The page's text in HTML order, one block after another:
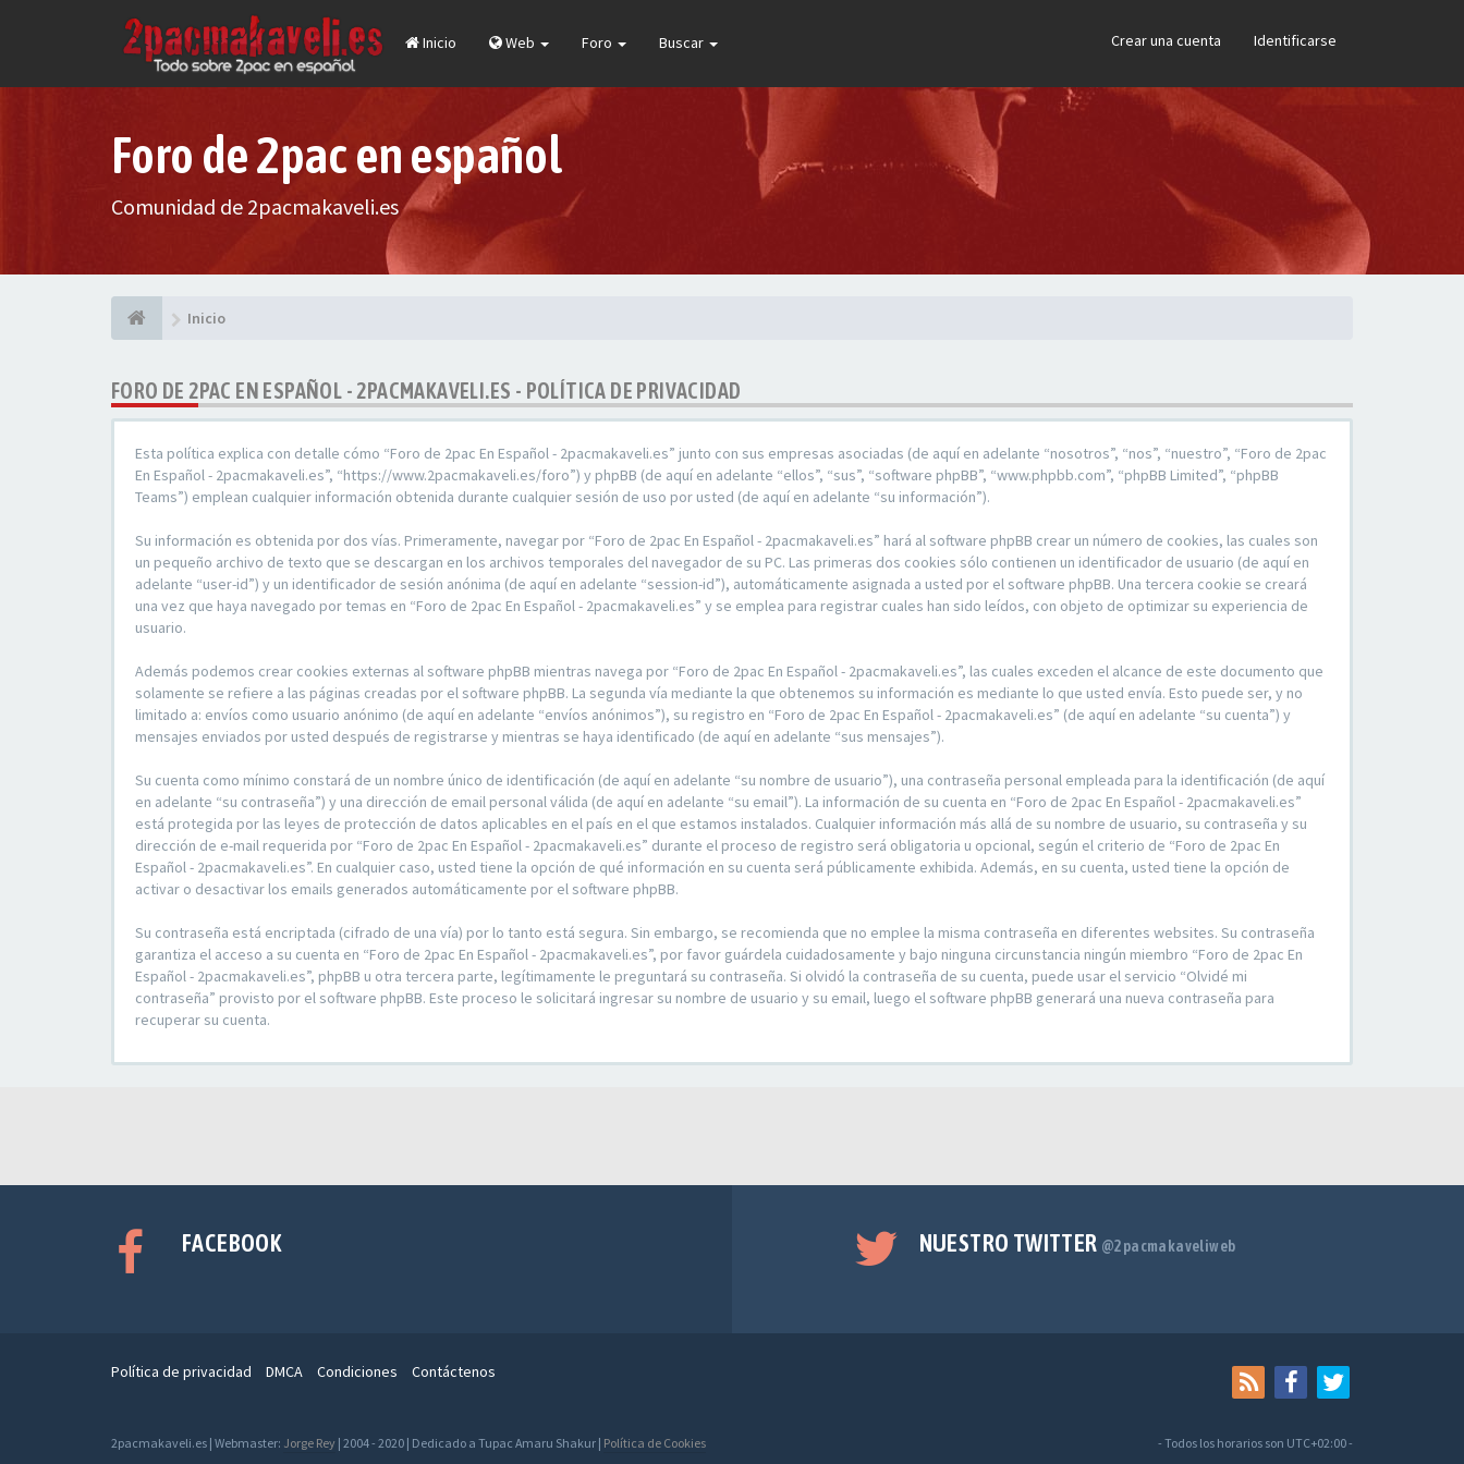
Inicio Web Foro Buscar Crear una cuenta Identificarse
Foro de 2pac en español
Comunidad de 2pacmakaveli.es
Inicio
FORO DE 2PAC EN ESPAÑOL - 2PACMAKAVELI.ES - POLÍTICA DE PRIVACIDAD
Esta política explica con detalle cómo “Foro de 2pac En Español - 2pacmakaveli.es” junto con sus empresas asociadas (de aquí en adelante “nosotros”, “nos”, “nuestro”, “Foro de 2pac
En Español - 2pacmakaveli.es”, “https://www.2pacmakaveli.es/foro”) y phpBB (de aquí en adelante “ellos”, “sus”, “software phpBB”, “www.phpbb.com”, “phpBB Limited”, “phpBB
Teams”) emplean cualquier información obtenida durante cualquier sesión de uso por usted (de aquí en adelante “su información”).
Su información es obtenida por dos vías. Primeramente, navegar por “Foro de 2pac En Español - 2pacmakaveli.es” hará al software phpBB crear un número de cookies, las cuales son
un pequeño archivo de texto que se descargan en los archivos temporales del navegador de su PC. Las primeras dos cookies sólo contienen un identificador de usuario (de aquí en
adelante “user-id”) y un identificador de sesión anónima (de aquí en adelante “session-id”), automáticamente asignada a usted por el software phpBB. Una tercera cookie se creará
una vez que haya navegado por temas en “Foro de 2pac En Español - 2pacmakaveli.es” y se emplea para registrar cuales han sido leídos, con objeto de optimizar su experiencia de
usuario.
Además podemos crear cookies externas al software phpBB mientras navega por “Foro de 2pac En Español - 2pacmakaveli.es”, las cuales exceden el alcance de este documento que
solamente se refiere a las páginas creadas por el software phpBB. La segunda vía mediante la que obtenemos su información es mediante lo que usted envía. Esto puede ser, y no
limitado a: envíos como usuario anónimo (de aquí en adelante “envíos anónimos”), su registro en “Foro de 2pac En Español - 2pacmakaveli.es” (de aquí en adelante “su cuenta”) y
mensajes enviados por usted después de registrarse y mientras se haya identificado (de aquí en adelante “sus mensajes”).
Su cuenta como mínimo constará de un nombre único de identificación (de aquí en adelante “su nombre de usuario”), una contraseña personal empleada para la identificación (de aquí
en adelante “su contraseña”) y una dirección de email personal válida (de aquí en adelante “su email”). La información de su cuenta en “Foro de 2pac En Español - 2pacmakaveli.es”
está protegida por las leyes de protección de datos aplicables en el país en el que estamos instalados. Cualquier información más allá de su nombre de usuario, su contraseña y su
dirección de e-mail requerida por “Foro de 2pac En Español - 2pacmakaveli.es” durante el proceso de registro será obligatoria u opcional, según el criterio de “Foro de 2pac En
Español - 2pacmakaveli.es”. En cualquier caso, usted tiene la opción de qué información en su cuenta será públicamente exhibida. Además, en su cuenta, usted tiene la opción de
activar o desactivar los emails generados automáticamente por el software phpBB.
Su contraseña está encriptada (cifrado de una vía) por lo tanto está segura. Sin embargo, se recomienda que no emplee la misma contraseña en diferentes websites. Su contraseña
garantiza el acceso a su cuenta en “Foro de 2pac En Español - 2pacmakaveli.es”, por favor guárdela cuidadosamente y bajo ninguna circunstancia ningún miembro “Foro de 2pac En
Español - 2pacmakaveli.es”, phpBB u otra tercera parte, legítimamente le preguntará su contraseña. Si olvidó la contraseña de su cuenta, puede usar el servicio “Olvidé mi
contraseña” provisto por el software phpBB. Este proceso le solicitará ingresar su nombre de usuario y su email, luego el software phpBB generará una nueva contraseña para
recuperar su cuenta.
FACEBOOK NUESTRO TWITTER @2pacmakaveliweb
Política de privacidad DMCA Condiciones Contáctenos
2pacmakaveli.es | Webmaster: Jorge Rey | 2004 - 2020 | Dedicado a Tupac Amaru Shakur | Política de Cookies - Todos los horarios son UTC+02:00-